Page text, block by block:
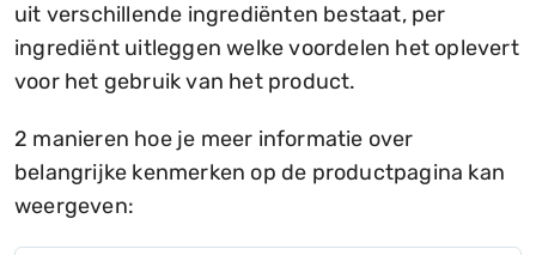
uit verschillende ingrediënten bestaat, per
ingrediënt uitleggen welke voordelen het oplevert
voor het gebruik van het product.
2 manieren hoe je meer informatie over
belangrijke kenmerken op de productpagina kan
weergeven: